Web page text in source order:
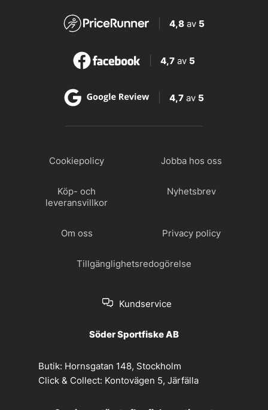
4,8 av 5
4,7 av 5
4,7 av 5
Cookiepolicy Jobba hos oss
Köp- och
leveransvillkor
Nyhetsbrev
Om oss Privacy policy
Tillgänglighetsredogörelse
Kundservice
Söder Sportfiske AB
Butik: Hornsgatan 148, Stockholm
Click & Collect: Kontovägen 5, Järfälla